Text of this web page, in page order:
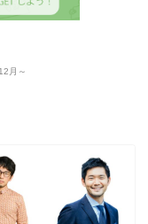
月～